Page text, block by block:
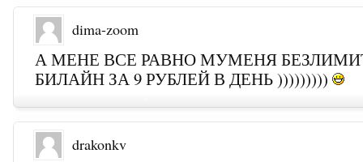
dima-zoom
А МЕНЕ ВСЕ РАВНО МУМЕНЯ
БИЛАЙН ЗА 9 РУБЛЕЙ В ДЕНЬ )))))))))
drakonkv